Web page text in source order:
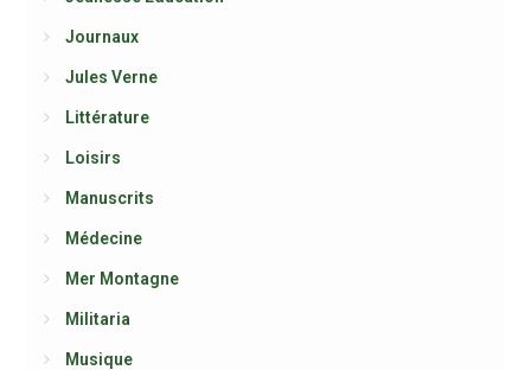
Journaux
Jules Verne
Littérature
Loisirs
Manuscrits
Médecine
Mer Montagne
Militaria
Musique